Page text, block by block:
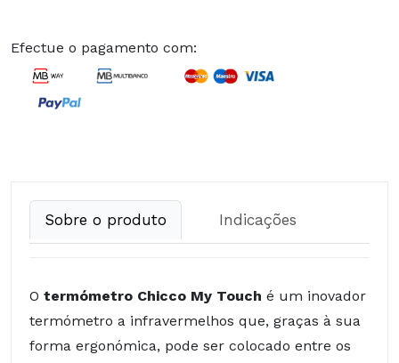
Efectue o pagamento com:
Sobre o produto Indicações
O termómetro Chicco My Touch é um inovador
termómetro a infravermelhos que, graças à sua
forma ergonómica, pode ser colocado entre os